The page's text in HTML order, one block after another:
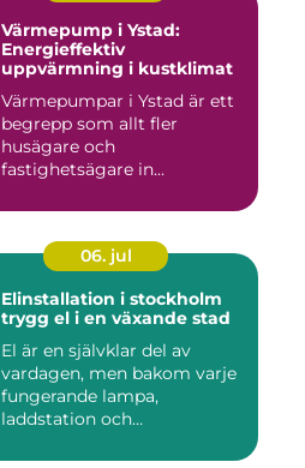
Värmepump i Ystad:
Energieffektiv
uppvärmning i kustklimat
Värmepumpar i Ystad är ett
begrepp som allt fler
husägare och
fastighetsägare in...
06. jul
Elinstallation i stockholm
trygg el i en växande stad
El är en självklar del av
vardagen, men bakom varje
fungerande lampa,
laddstation och